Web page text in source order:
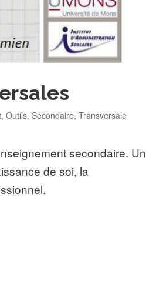
,Outils,Secondaire,Transversale
secondaire. Un
de soi, la